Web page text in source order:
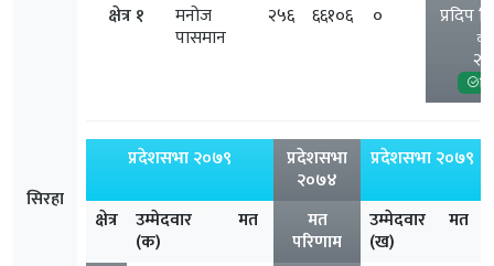
सिरहा
क्षेत्र १ मनोज
पासमान
२५६ ६६१०६ ० प्रदिप
प्रदेशसभा २०७९ प्रदेशसभा
२०७४
प्रदेशसभा २०७९
क्षेत्र उम्मेदवार
(क)
मत मत
परिणाम
उम्मेदवार
(ख)
मत